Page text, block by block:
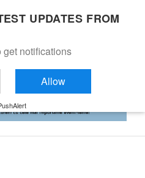
UPDATES FROM
notifications
Allow